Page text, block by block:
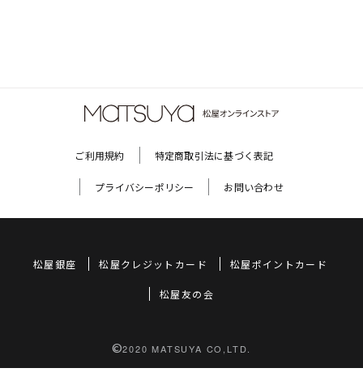
ご利用規約 特定商取引法に基づく表記
プライバシーポリシー お問い合わせ
松屋銀座 松屋クレジットカード 松屋ポイントカード
松屋友の会
©2020 MATSUYA CO,LTD.